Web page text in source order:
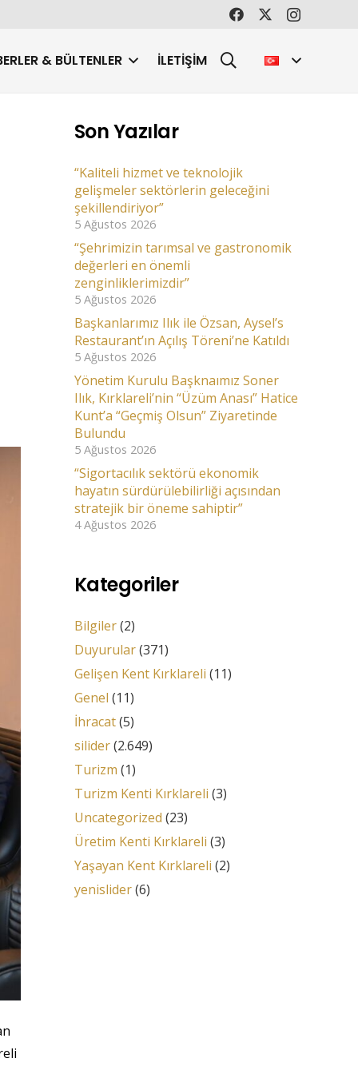
& BÜLTENLER İLETIŞIM
Son Yazılar
“Kaliteli hizmet ve teknolojik
gelişmeler sektörlerin geleceğini
şekillendiriyor”
5 Ağustos 2026
“Şehrimizin tarımsal ve gastronomik
değerleri en önemli
zenginliklerimizdir”
5 Ağustos 2026
Başkanlarımız Ilık ile Özsan, Aysel’s
Restaurant’ın Açılış Töreni’ne Katıldı
5 Ağustos 2026
Yönetim Kurulu Başknaımız Soner
Ilık, Kırklareli’nin “Üzüm Anası” Hatice
Kunt’a “Geçmiş Olsun” Ziyaretinde
Bulundu
5 Ağustos 2026
“Sigortacılık sektörü ekonomik
hayatın sürdürülebilirliği açısından
stratejik bir öneme sahiptir”
4 Ağustos 2026
Kategoriler
Bilgiler(2)
Duyurular(371)
Gelişen Kent Kırklareli (11)
Genel (11)
İhracat(5)
silider(2.649)
Turizm (1)
Turizm Kenti Kırklareli (3)
Uncategorized (23)
Üretim Kenti Kırklareli (3)
Yaşayan Kent Kırklareli (2)
yenislider(6)